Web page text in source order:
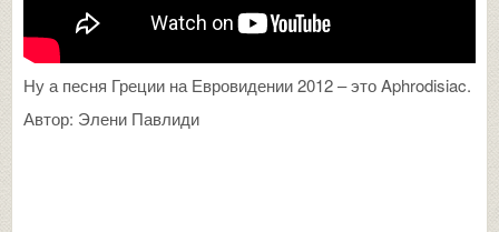
Ну а песня Греции на Евровидении 2012 – это Aphrodisiac.
Автор: Элени Павлиди